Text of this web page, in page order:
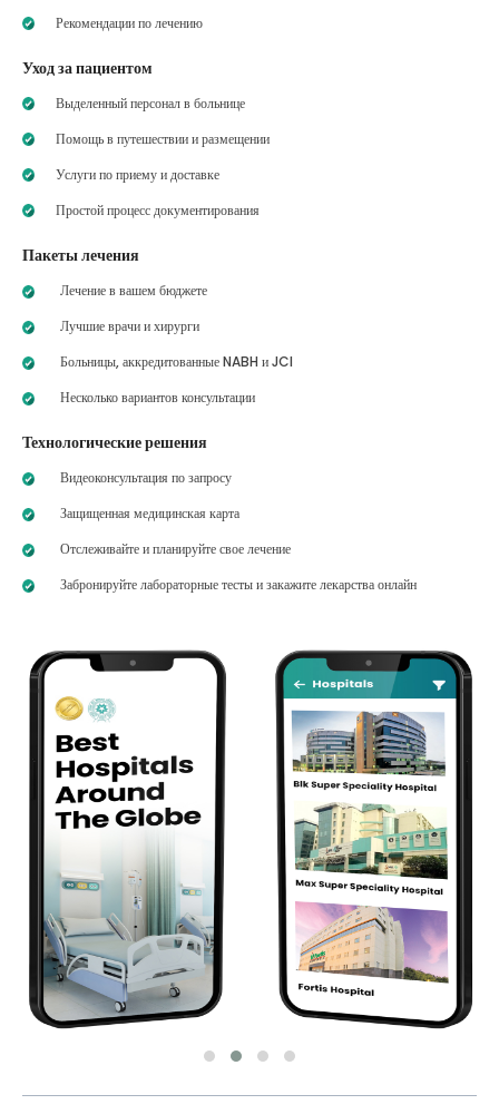
Рекомендации по лечению
Уход за пациентом
Выделенный персонал в больнице
Помощь в путешествии и размещении
Услуги по приему и доставке
Простой процесс документирования
Пакеты лечения
Лечение в вашем бюджете
Лучшие врачи и хирурги
Больницы, аккредитованные NABH и JCI
Несколько вариантов консультации
Технологические решения
Видеоконсультация по запросу
Защищенная медицинская карта
Отслеживайте и планируйте свое лечение
Забронируйте лабораторные тесты и закажите лекарства онлайн